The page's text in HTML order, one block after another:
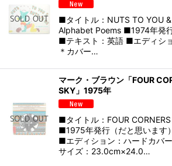
■タイトル：NUTS TO YOU
Alphabet Poems ■1974年発行
■テキスト：英語 ■エディシ
＊カバー…
マーク・ブラウン「FOUR
SKY」1975年
■タイトル：FOUR
■1975年発行（だと思います
■エディション：ハードカバ
サイズ：23.0cm×24.0…